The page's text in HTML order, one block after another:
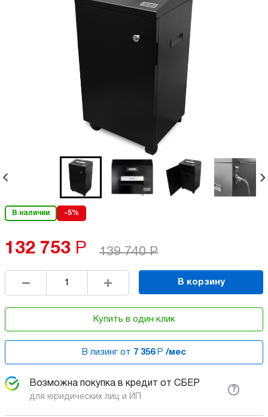
В наличии -5%
132 753 Р 139 740 Р
В корзину
Купить в один клик
В лизинг от 7 356 Р /мес
Возможна покупка в кредит от СБЕР
для юридических лиц и ИП
?